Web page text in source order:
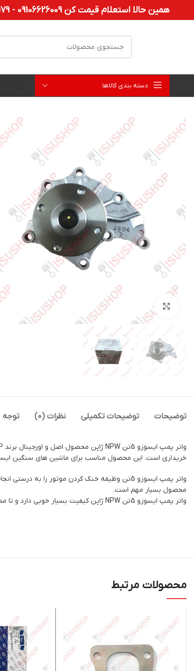
همین حالا استعلام قیمت کن 09106626009 - 91690179 021
دسته بندی کالاها
بزرگنمایی تصویر
توضیحات توضیحات تکمیلی نظرات (0) توجه
خریداری است. این محصول مناسب برای ماشین های سنگین ایسوزو 5 تن بوده و با قیمت مناسب برای خرید در فروشگاه ایسوشاپ
واتر پمپ ایسوزو 5تن وظیفه خنک کردن موتور
محصول بسیار مهم است.
واتر پمپ ایسوزو 5تن NPW ژاپن کیفیت بسیار خوبی دارد و تا مدت ها می تواند نیاز شما به واتر پمپ را تامین کند.
محصولات مرتبط